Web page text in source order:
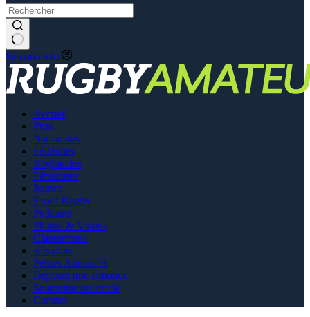
Se connecter
Accueil
Pros
Nationales
Fédérales
Régionales
Féminines
Jeunes
Esprit Rugby
Podcasts
Photos & Vidéos
Classements
Résultats
Petites Annonces
Déposer une annonce
Soumettre un article
Contact